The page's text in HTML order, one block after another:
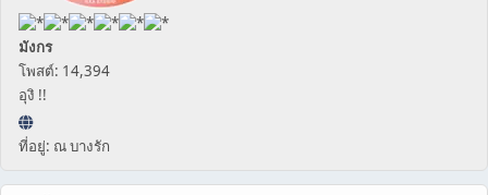
มังกร
โพสต์: 14,394
อุงิ !!
ที่อยู่: ณ บางรัก